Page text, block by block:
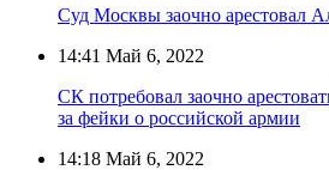
Суд Москвы заочно арестовал
14:41 Май 6, 2022
СК потребовал заочно
за фейки о российской армии
14:18 Май 6, 2022